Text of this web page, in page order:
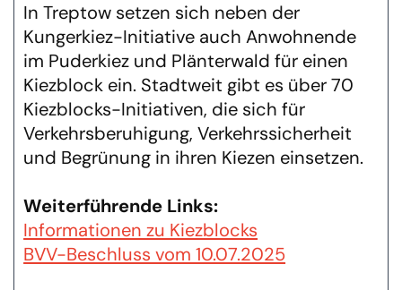
In Treptow setzen sich neben der
Kungerkiez-Initiative auch Anwohnende
im Puderkiez und Plänterwald für einen
Kiezblock ein. Stadtweit gibt es über 70
Kiezblocks-Initiativen, die sich für
Verkehrsberuhigung, Verkehrssicherheit
und Begrünung in ihren Kiezen einsetzen.
Weiterführende Links:
Informationen zu Kiezblocks
BVV-Beschluss vom 10.07.2025